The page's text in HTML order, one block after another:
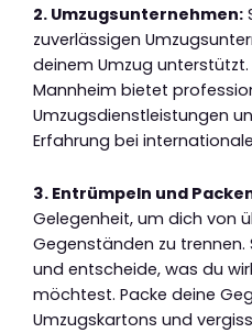
2. Umzugsunternehmen:
zuverlässigen
deinem Umzug unterstützt.
Mannheim bietet
Umzugsdienstleistungen
Erfahrung bei
3. Entrümpeln und
Gelegenheit, um dich von
Gegenständen zu trennen.
und entscheide, was du
möchtest. Packe deine
Umzugskartons und